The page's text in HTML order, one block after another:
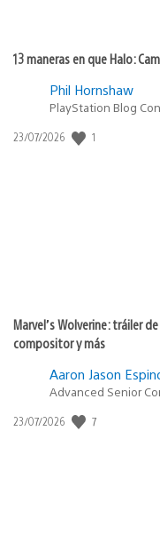
13 maneras en que Halo:
Phil Hornshaw
PlayStation Blog
Fecha
23/07/2026 1
Marvel’s Wolverine: tráiler
compositor y más
Aaron Jason
Advanced Senior
Fecha
23/07/2026 7